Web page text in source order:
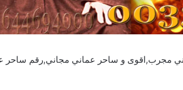
مجرب,اقوى و ساحر عماني مجاني,رقم ساحر